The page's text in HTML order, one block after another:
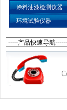
涂料油漆检测仪器
环境试验仪器